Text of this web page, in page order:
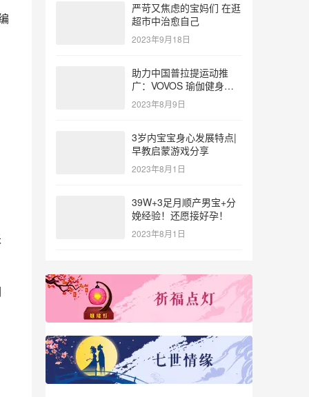
严苛又焦虑的宝妈们 在逛
超市中治愈自己
2023年9月18日
助力中国普拉提运动推
广：VOVOS 瑜伽健身服
参与北体大专业普拉提教
练培训
2023年8月9日
3岁内宝宝身心发展特点|
早教启蒙游戏分享
2023年8月1日
39W+3足月顺产男宝+分
娩经验！还愿接好孕！
2023年8月1日